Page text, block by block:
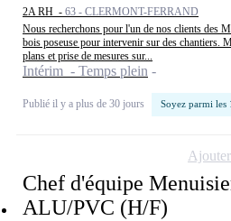
2A RH - 63 - CLERMONT-FERRAND
Nous recherchons pour l'un de nos clients des
bois poseuse pour intervenir sur des chantiers.
plans et prise de mesures sur...
Intérim - Temps plein
Publié il y a plus de 30 jours Soyez parmi les
Chef d'équipe
ALU/PVC (H/F)